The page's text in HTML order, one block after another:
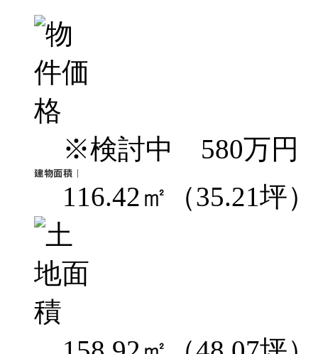
※検討中 580万円
116.42㎡（35.21坪）